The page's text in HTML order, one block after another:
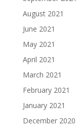
August 2021
June 2021
May 2021
April 2021
March 2021
February 2021
January 2021
December 2020